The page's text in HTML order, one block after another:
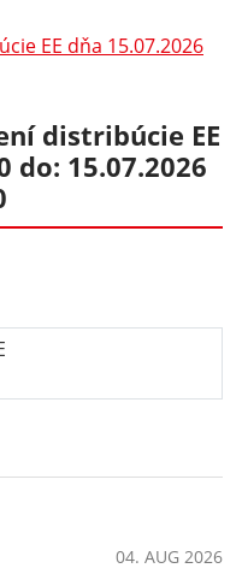
EE dňa 15.07.2026
distribúcie EE
do: 15.07.2026
04. AUG 2026